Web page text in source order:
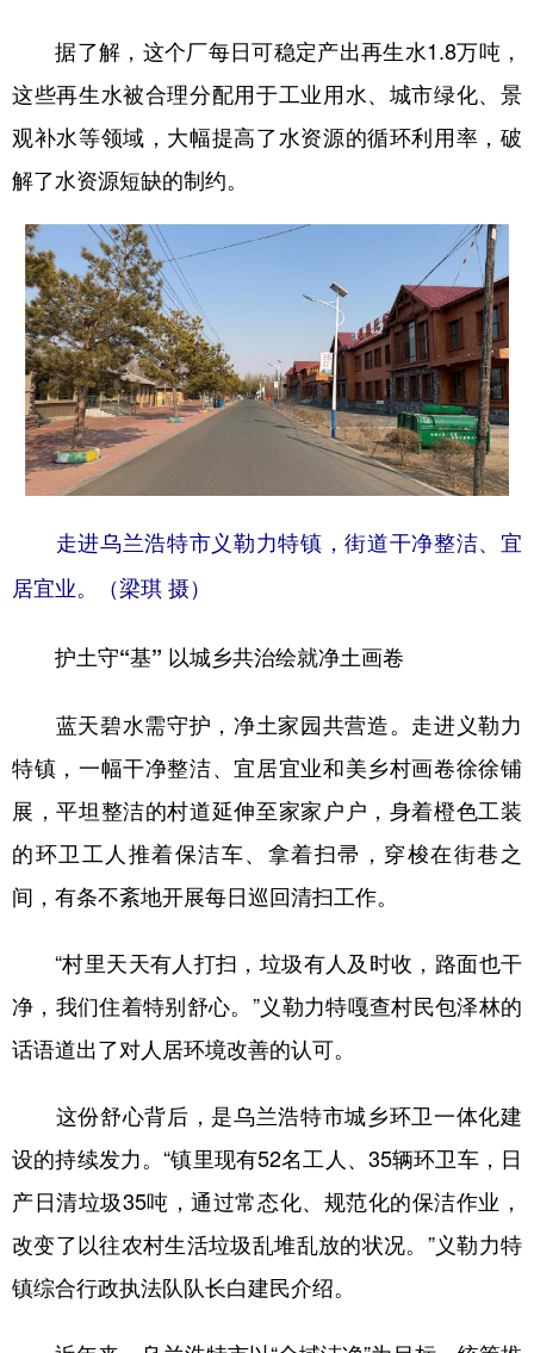
据了解，这个厂每日可稳定产出再生水1.8万吨，
这些再生水被合理分配用于工业用水、城市绿化、景
观补水等领域，大幅提高了水资源的循环利用率，破
解了水资源短缺的制约。
走进乌兰浩特市义勒力特镇，街道干净整洁、宜
居宜业。（梁琪 摄）
护土守“基” 以城乡共治绘就净土画卷
蓝天碧水需守护，净土家园共营造。走进义勒力
特镇，一幅干净整洁、宜居宜业和美乡村画卷徐徐铺
展，平坦整洁的村道延伸至家家户户，身着橙色工装
的环卫工人推着保洁车、拿着扫帚，穿梭在街巷之
间，有条不紊地开展每日巡回清扫工作。
“村里天天有人打扫，垃圾有人及时收，路面也干
净，我们住着特别舒心。”义勒力特嘎查村民包泽林的
话语道出了对人居环境改善的认可。
这份舒心背后，是乌兰浩特市城乡环卫一体化建
设的持续发力。“镇里现有52名工人、35辆环卫车，日
产日清垃圾35吨，通过常态化、规范化的保洁作业，
改变了以往农村生活垃圾乱堆乱放的状况。”义勒力特
镇综合行政执法队队长白建民介绍。